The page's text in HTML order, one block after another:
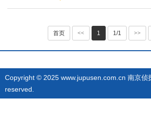
则，具有真实性以及紧密的关联
首页 << 1 1/1 >>
Copyright © 2025 www.jupusen.com.cn 南京侦
reserved.